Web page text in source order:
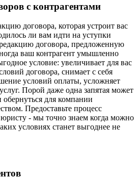
с контрагентами
договора, которая устроит вас
ли вам идти на уступки
договора, предложенную
ваш контрагент умышленно
условие: увеличивает для вас
договора, снимает с себя
условий оплаты, усложняет
Порой даже одна запятая может
для компании
Предоставьте процесс
юристу - мы точно знаем когда можно
условиях станет выгоднее не